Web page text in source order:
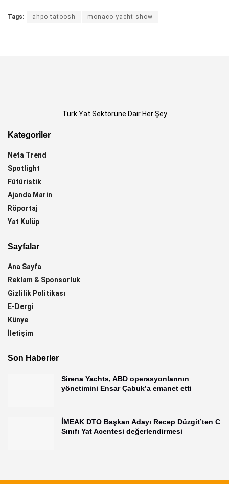
Tags: ahpo tatoosh monaco yacht show
Türk Yat Sektörüne Dair Her Şey
Kategoriler
Neta Trend
Spotlight
Fütüristik
Ajanda Marin
Röportaj
Yat Kulüp
Sayfalar
Ana Sayfa
Reklam & Sponsorluk
Gizlilik Politikası
E-Dergi
Künye
İletişim
Son Haberler
Sirena Yachts, ABD operasyonlarının
yönetimini Ensar Çabuk’a emanet etti
İMEAK DTO Başkan Adayı Recep Düzgit’ten C
Sınıfı Yat Acentesi değerlendirmesi